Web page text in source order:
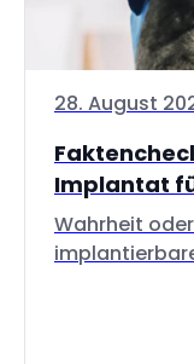
28. August
Implantat
Wahrheit